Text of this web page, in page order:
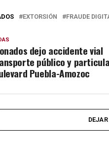
EXTORSIÓN FRAUDE
dejo accidente vial
público y
Puebla-Amozoc